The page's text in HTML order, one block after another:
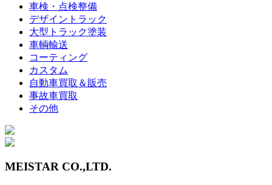
車検・点検整備
デザイントラック
大型トラック塗装
車輌輸送
コーティング
カスタム
自動車買取＆販売
事故車買取
その他
MEISTAR CO.,LTD.